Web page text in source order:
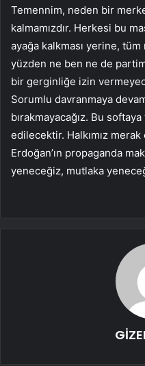
Temennim, neden bir
kalmamızdır. Herkesi bu
ayağa kalkması yerine,
yüzden ne ben ne de
bir gerginliğe izin
Sorumlu davranmaya
bırakmayacağız. Bu
edilecektir. Halkımız merak
Erdoğan’ın propaganda
yeneceğiz, mutlaka